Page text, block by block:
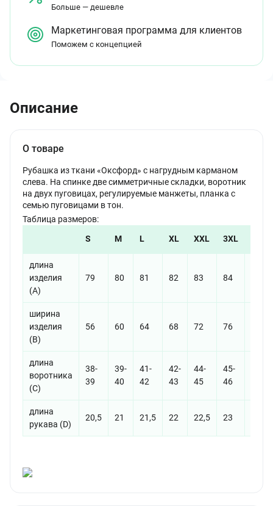
Больше — дешевле
Маркетинговая программа для клиентов
Поможем с концепцией
Описание
О товаре
Рубашка из ткани «Оксфорд» с нагрудным карманом
слева. На спинке две симметричные складки, воротник
на двух пуговицах, регулируемые манжеты, планка с
семью пуговицами в тон.
Таблица размеров:
S
M L XL XXL 3XL
длина
изделия
(A)
79 80 81 82 83 84
ширина
изделия
(B)
56 60 64 68 72 76
длина
воротника
(С)
38-
39
39-
40
41-
42
42-
43
44-
45
45-
46
длина
рукава (D)
20,5 21 21,5 22 22,5 23